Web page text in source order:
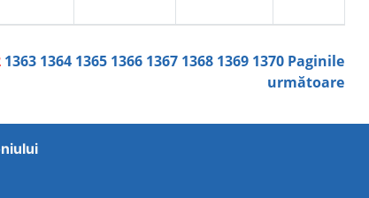
1363 1364 1365 1366 1367 1368 1369 1370 Paginile
următoare